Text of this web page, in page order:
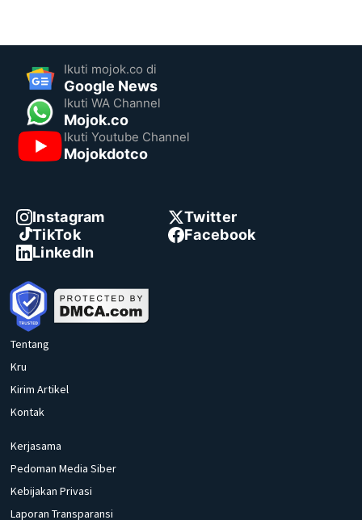
Ikuti mojok.co di
Google News
Ikuti WA Channel
Mojok.co
Ikuti Youtube Channel
Mojokdotco
Instagram
Twitter
TikTok
Facebook
LinkedIn
Tentang
Kru
Kirim Artikel
Kontak
Kerjasama
Pedoman Media Siber
Kebijakan Privasi
Laporan Transparansi